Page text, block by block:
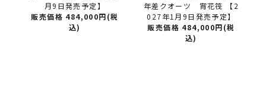
月9日発売予定】
販売価格 484,000円(税
込)
年差クオーツ 宵花筏 【2
027年1月9日発売予定】
販売価格 484,000円(税
込)